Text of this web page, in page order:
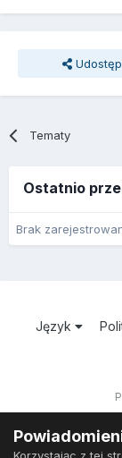
Tematy
Ostatnio
Brak
Język